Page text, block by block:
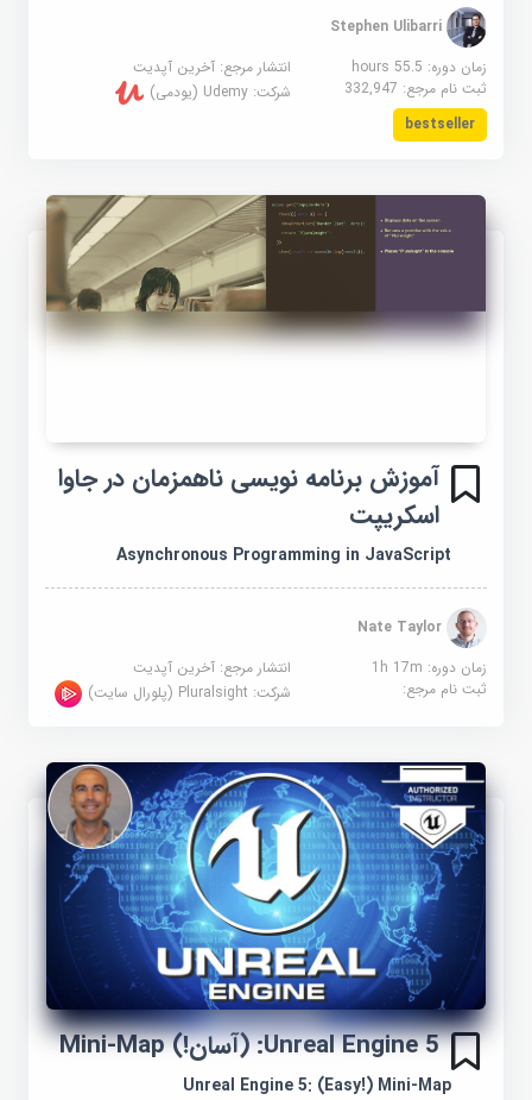
Stephen Ulibarri
زمان دوره: 55.5 hours
انتشار مرجع:آخرین آپدیت
ثبت نام مرجع:332,947 شرکت:Udemy (یودمی)
bestseller
آموزش برنامه نویسی ناهمزمان در جاوا
اسکریپت
Asynchronous Programming in JavaScript
Nate Taylor
زمان دوره: 1h 17m
انتشار مرجع:آخرین آپدیت
ثبت نام مرجع:
شرکت:Pluralsight (پلورال سایت)
Unreal Engine 5: (آسان!) Mini-Map
Unreal Engine 5: (Easy!) Mini-Map